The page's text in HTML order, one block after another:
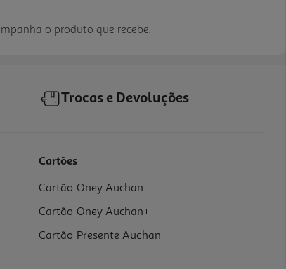
o produto que recebe.
Trocas e Devoluções
Cartões
Cartão Oney Auchan
Cartão Oney Auchan+
Cartão Presente Auchan